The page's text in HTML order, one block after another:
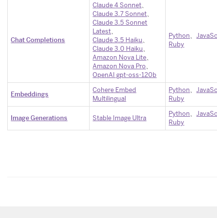
Chat Completions
Claude 4 Sonnet​、
Claude 3.7 Sonnet​、
Claude 3.5 Sonnet
Latest​、
Claude 3.5 Haiku​、
Claude 3.0 Haiku​、
Amazon Nova Lite​、
Amazon Nova Pro​、
OpenAI gpt-oss-120b
Python​、
Ruby
Embeddings
Cohere Embed
Multilingual
Python​、
Ruby
Image Generations Stable Image Ultra
Python​、
Ruby